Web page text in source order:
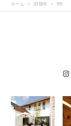
ホーム 2018年 9月